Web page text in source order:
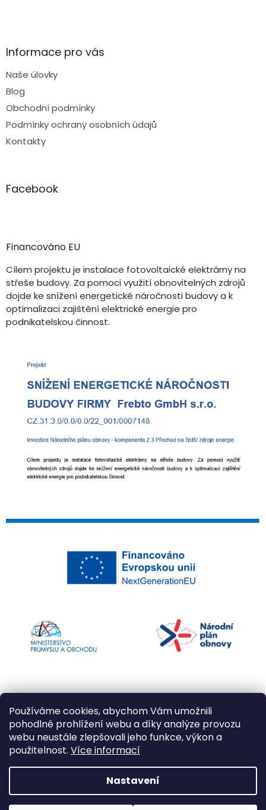
Používáme cookies, abychom Vám umožnili
pohodlné prohlížení webu a díky analýze provozu
webu neustále zlepšovali jeho funkce, výkon a
použitelnost. Více informací
Nastavení
Informace pro vás
Naše úlovky
Blog
Obchodní podmínky
Podmínky ochrany osobních údajů
Kontakty
Facebook
Financováno EU
Cílem projektu je instalace fotovoltaické elektrárny na
střeše budovy. Za pomoci využití obnovitelných zdrojů
dojde ke snížení energetické náročnosti budovy a k
optimalizaci zajištění elektrické energie pro
podnikatelskou činnost.
Vytvořil Shoptet
Copyright 2026Kapří kuličky. Všechna práva